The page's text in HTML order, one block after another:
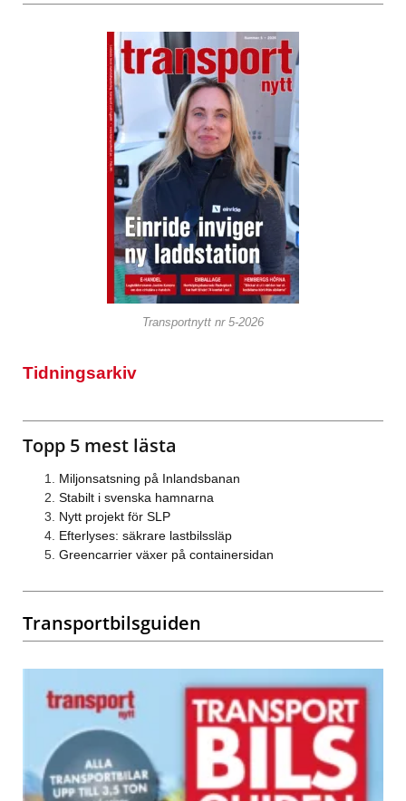
Transportnytt nr 5-2026
Tidningsarkiv
Topp 5 mest lästa
Miljonsatsning på Inlandsbanan
Stabilt i svenska hamnarna
Nytt projekt för SLP
Efterlyses: säkrare lastbilssläp
Greencarrier växer på containersidan
Transportbilsguiden